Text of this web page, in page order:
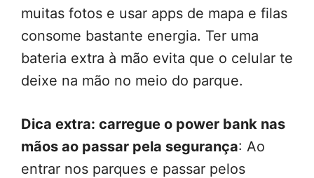
muitas fotos e usar apps de mapa e filas
consome bastante energia. Ter uma
bateria extra à mão evita que o celular te
deixe na mão no meio do parque.
Dica extra: carregue o power bank nas
mãos ao passar pela segurança: Ao
entrar nos parques e passar pelos